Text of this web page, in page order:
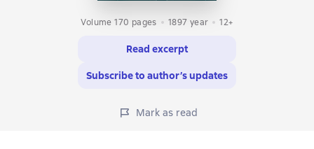
Volume 170 pages 1897 year 12+
Read excerpt
Subscribe to author’s updates
Mark as read